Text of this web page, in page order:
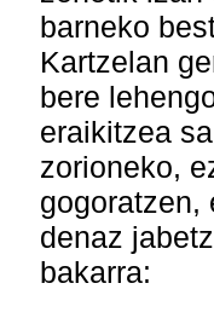
barneko
Kartzelan
bere
eraikitzea
zorioneko,
gogoratzen,
denaz
bakarra: